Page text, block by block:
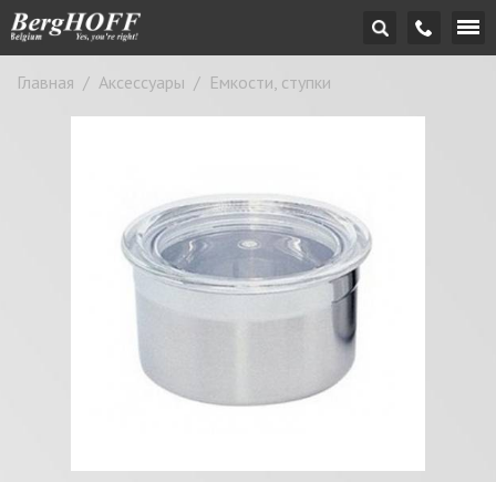
Главная / Аксессуары / Емкости, ступки